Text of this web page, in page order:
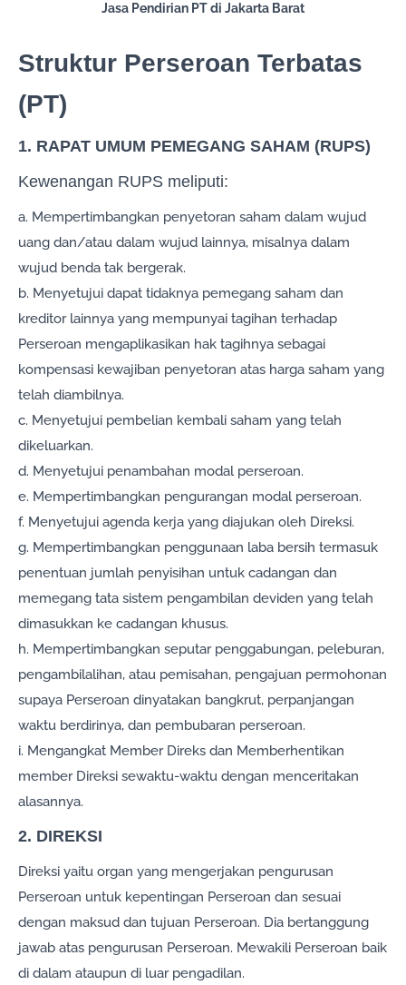
Jasa Pendirian PT di Jakarta Barat
Struktur Perseroan Terbatas
(PT)
1. RAPAT UMUM PEMEGANG SAHAM (RUPS)
Kewenangan RUPS meliputi:
a. Mempertimbangkan penyetoran saham dalam wujud
uang dan/atau dalam wujud lainnya, misalnya dalam
wujud benda tak bergerak.
b. Menyetujui dapat tidaknya pemegang saham dan
kreditor lainnya yang mempunyai tagihan terhadap
Perseroan mengaplikasikan hak tagihnya sebagai
kompensasi kewajiban penyetoran atas harga saham yang
telah diambilnya.
c. Menyetujui pembelian kembali saham yang telah
dikeluarkan.
d. Menyetujui penambahan modal perseroan.
e. Mempertimbangkan pengurangan modal perseroan.
f. Menyetujui agenda kerja yang diajukan oleh Direksi.
g. Mempertimbangkan penggunaan laba bersih termasuk
penentuan jumlah penyisihan untuk cadangan dan
memegang tata sistem pengambilan deviden yang telah
dimasukkan ke cadangan khusus.
h. Mempertimbangkan seputar penggabungan, peleburan,
pengambilalihan, atau pemisahan, pengajuan permohonan
supaya Perseroan dinyatakan bangkrut, perpanjangan
waktu berdirinya, dan pembubaran perseroan.
i. Mengangkat Member Direks dan Memberhentikan
member Direksi sewaktu-waktu dengan menceritakan
alasannya.
2. DIREKSI
Direksi yaitu organ yang mengerjakan pengurusan
Perseroan untuk kepentingan Perseroan dan sesuai
dengan maksud dan tujuan Perseroan. Dia bertanggung
jawab atas pengurusan Perseroan. Mewakili Perseroan baik
di dalam ataupun di luar pengadilan.